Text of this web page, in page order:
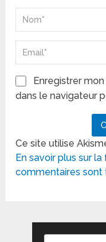
Enregistrer
dans le navigateur
Ce site utilise
En savoir plus sur
commentaires sont